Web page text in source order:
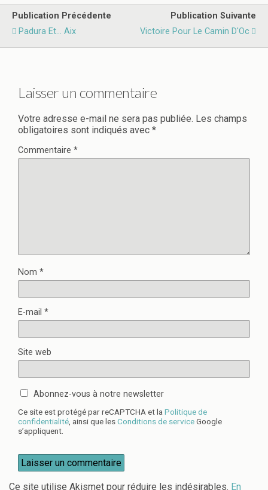
Publication Précédente
Padura Et... Aix
Publication Suivante
Victoire Pour Le Camin D'Oc
Laisser un commentaire
Votre adresse e-mail ne sera pas publiée. Les champs
obligatoires sont indiqués avec *
Commentaire *
Nom *
E-mail *
Site web
Abonnez-vous à notre newsletter
Ce site est protégé par reCAPTCHA et laPolitique de
confidentialité, ainsi que lesConditions de serviceGoogle
s’appliquent.
Ce site utilise Akismet pour réduire les indésirables. En